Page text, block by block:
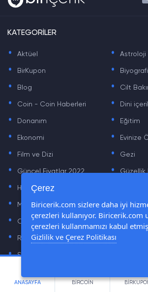
ANASAYFA BİRCOİN
KATEGORİLER
. Aktüel . Astroloji
. BirKupon . Biyografi
. Blog . Cilt
. Coin - Coin Haberleri . Dini
. Donanım . Eğitim
. Ekonomi . Evinize
. Film ve Dizi . Gezi
. Güncel Fiyatlar 2022 . Güzellik
. Haber .
. Mobil . Moda
. Oyun .
. Rüya Tabiri .
. Sinema . Sosyal
.
.
Çerez
Biricerik.com sizlere daha iyi
çerezleri kullanıyor. Biricerik.com
çerezleri kullanmamızı kabul etmiş
Gizlilik ve Çerez Politikası